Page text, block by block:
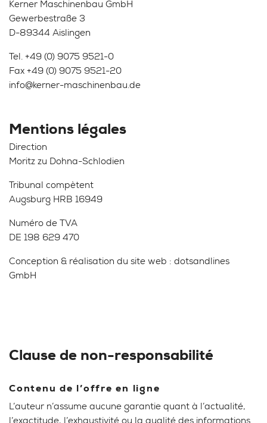
Kerner Maschinenbau GmbH
Gewerbestraße 3
D-89344 Aislingen
Tel. +49 (0) 9075 9521-0
Fax +49 (0) 9075 9521-20
info@kerner-maschinenbau.de
Mentions légales
Direction
Moritz zu Dohna-Schlodien
Tribunal compètent
Augsburg HRB 16949
Numéro de TVA
DE 198 629 470
Conception & réalisation du site web : dotsandlines
GmbH
Clause de non-responsabilité
Contenu de l’offre en ligne
L’auteur n’assume aucune garantie quant à l’actualité,